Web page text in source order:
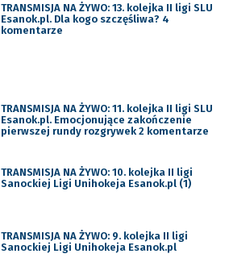
TRANSMISJA NA ŻYWO: 13. kolejka II ligi SLU
Esanok.pl. Dla kogo szczęśliwa? 4
komentarze
TRANSMISJA NA ŻYWO: 11. kolejka II ligi SLU
Esanok.pl. Emocjonujące zakończenie
pierwszej rundy rozgrywek 2 komentarze
TRANSMISJA NA ŻYWO: 10. kolejka II ligi
Sanockiej Ligi Unihokeja Esanok.pl (1)
TRANSMISJA NA ŻYWO: 9. kolejka II ligi
Sanockiej Ligi Unihokeja Esanok.pl